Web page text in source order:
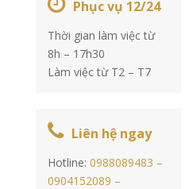
Phục vụ 12/24
Thời gian làm việc từ
8h – 17h30
Làm việc từ T2 – T7
Liên hệ ngay
Hotline:0988089483 –
0904152089 –